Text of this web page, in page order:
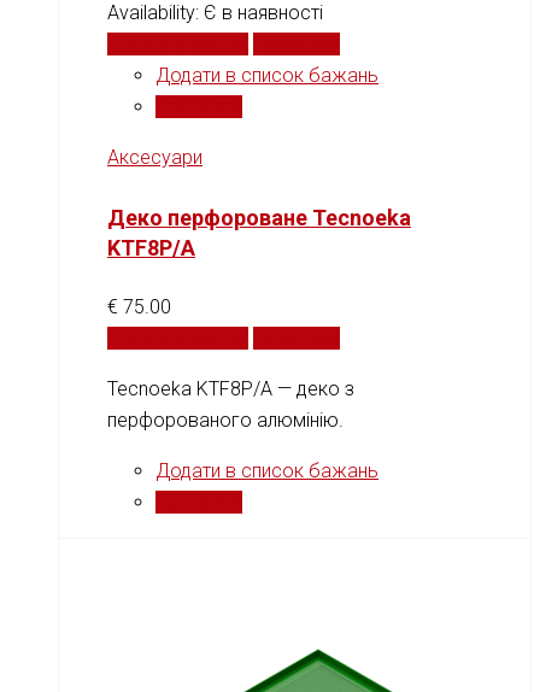
Availability: Є в наявності
Додати в список бажань
Аксесуари
Деко перфороване Tecnoeka
KTF8P/A
€ 75.00
Tecnoeka KTF8P/A — деко з
перфорованого алюмінію.
Додати в список бажань